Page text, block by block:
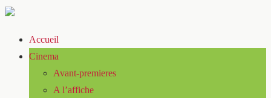
Accueil
Cinema
Avant-premieres
A l’affiche